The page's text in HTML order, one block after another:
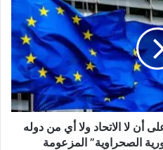
أن لا الاتحاد ولا أي من دوله
الصحراوية” المزعومة